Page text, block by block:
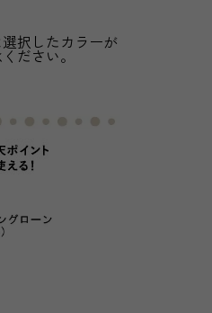
択したカラーが
ださい。